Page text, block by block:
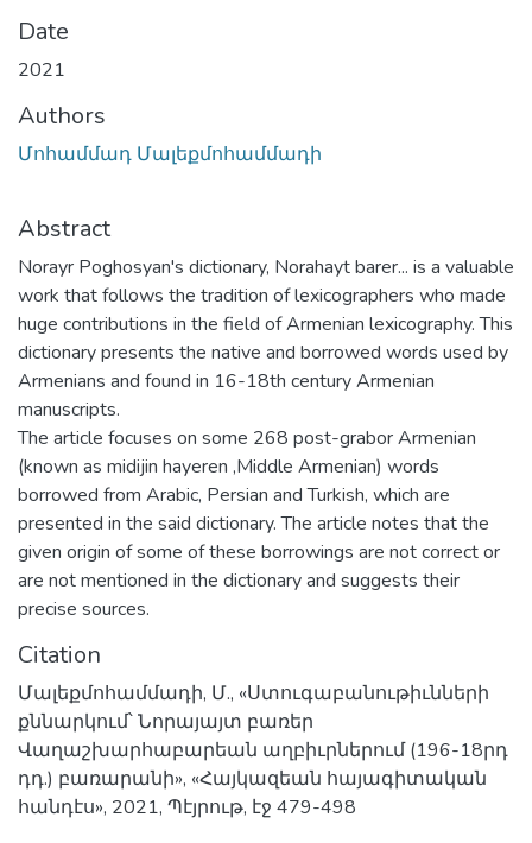
Date
2021
Authors
Մոհամմադ Մալեքմոհամմադի
Abstract
Norayr Poghosyan's dictionary, Norahayt barer... is a valuable
work that follows the tradition of lexicographers who made
huge contributions in the field of Armenian lexicography. This
dictionary presents the native and borrowed words used by
Armenians and found in 16-18th century Armenian
manuscripts.
The article focuses on some 268 post-grabor Armenian
(known as midijin hayeren ,Middle Armenian) words
borrowed from Arabic, Persian and Turkish, which are
presented in the said dictionary. The article notes that the
given origin of some of these borrowings are not correct or
are not mentioned in the dictionary and suggests their
precise sources.
Citation
Մալեքմոհամմադի, Մ., «Ստուգաբանութիւնների
քննարկում՝ Նորայայտ բառեր
Վաղաշխարհաբարեան աղբիւրներում (196-18րդ
դդ.) բառարանի», «Հայկազեան հայագիտական
հանդէս», 2021, Պէյրութ, էջ 479-498